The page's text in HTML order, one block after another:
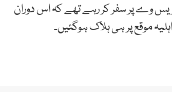
وے پر سفر کر رہے تھے کہ اس دوران
موقع پر ہی ہلاک ہوگئیں۔